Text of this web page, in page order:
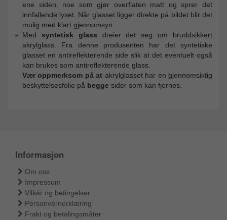
ene siden, noe som gjør overflaten matt og sprer det
innfallende lyset. Når glasset ligger direkte på bildet blir det
mulig med klart gjennomsyn.
Med syntetisk glass dreier det seg om bruddsikkert
akrylglass. Fra denne produsenten har det syntetiske
glasset en antireflekterende side slik at det eventuelt også
kan brukes som antireflekterende glass.
Vær oppmerksom på at akrylglasset har en gjennomsiktig
beskyttelsesfolie på begge sider som kan fjernes.
Informasjon
Om oss
Impressum
Vilkår og betingelser
Personvernerklæring
Frakt og betalingsmåter